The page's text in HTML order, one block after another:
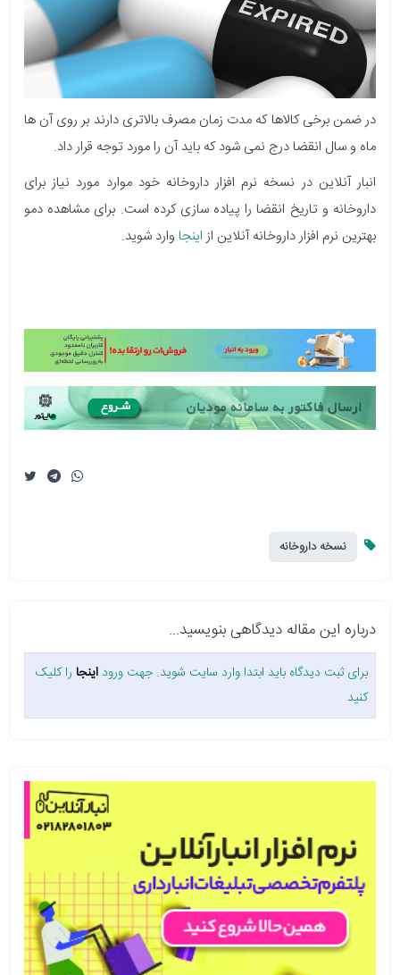
در ضمن برخی کالاها که مدت زمان مصرف بالاتری دارند بر روی آن ها
ماه و سال انقضا درج نمی شود که باید آن را مورد توجه قرار داد.
انبار آنلاین در نسخه نرم افزار داروخانه خود موارد مورد نیاز برای
داروخانه و تاریخ انقضا را پیاده سازی کرده است. برای مشاهده دمو
بهترین نرم افزار داروخانه آنلاین از اینجا وارد شوید.
نسخه داروخانه
درباره این مقاله دیدگاهی بنویسید...
برای ثبت دیدگاه باید ابتدا وارد سایت شوید. جهت ورود اینجا را کلیک
کنید